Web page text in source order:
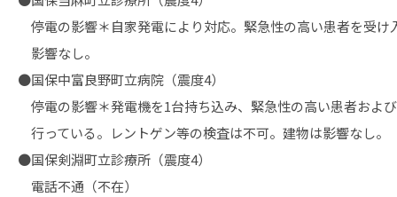
停電の影響＊自家発電により対応。緊急性の高い患者を受け
影響なし。
●国保中富良野町立病院（震度4）
停電の影響＊発電機を1台持ち込み、緊急性の高い患者およ
行っている。レントゲン等の検査は不可。建物は影響なし。
●国保剣淵町立診療所（震度4）
電話不通（不在）